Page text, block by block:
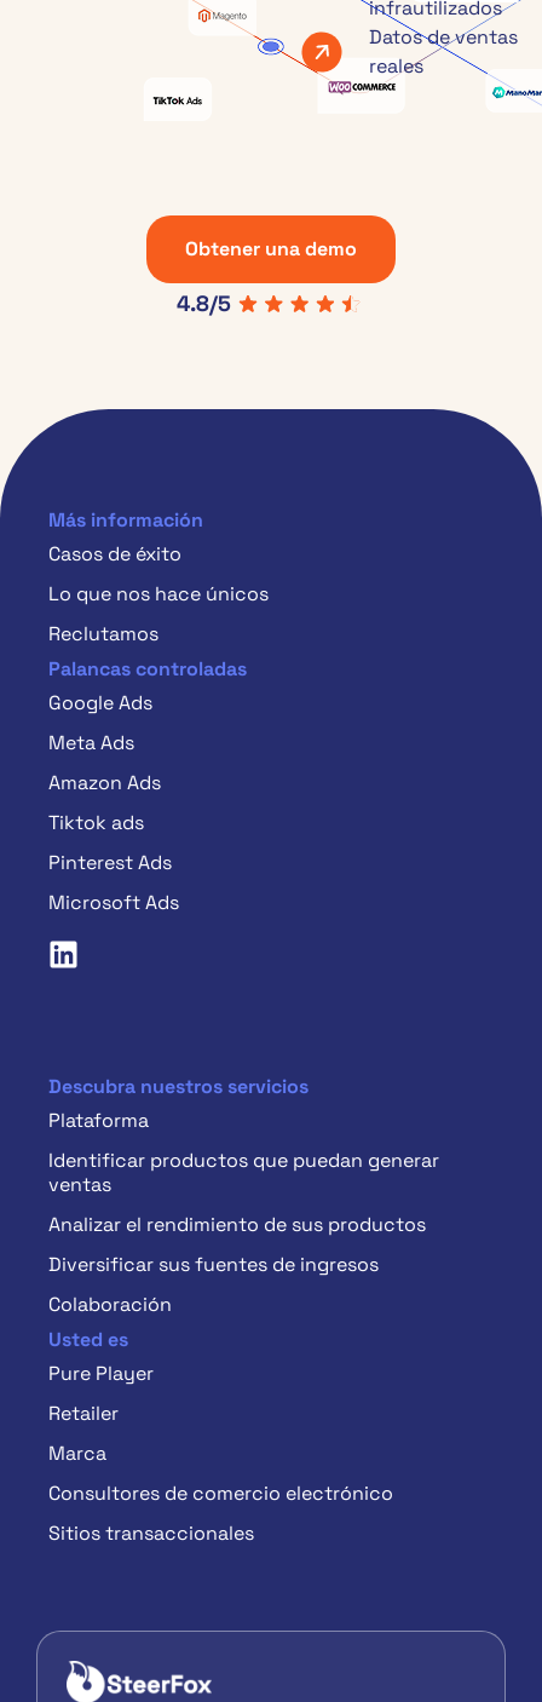
infrautilizados
Datos de ventas
reales
Obtener una demo
4.8/5
Más información
Casos de éxito
Lo que nos hace únicos
Reclutamos
Palancas controladas
Google Ads
Meta Ads
Amazon Ads
Tiktok ads
Pinterest Ads
Microsoft Ads
Descubra nuestros servicios
Plataforma
Identificar productos que puedan generar
ventas
Analizar el rendimiento de sus productos
Diversificar sus fuentes de ingresos
Colaboración
Usted es
Pure Player
Retailer
Marca
Consultores de comercio electrónico
Sitios transaccionales